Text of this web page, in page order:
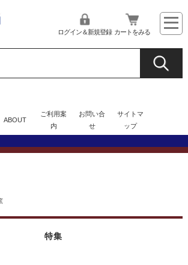
ログイン＆新規登録 カートをみる
ABOUT
ご利用案
内
お問い合
せ
サイトマ
ップ
特集